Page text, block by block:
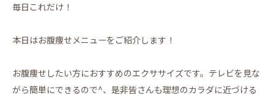
毎日これだけ！
本日はお腹痩せメニューをご紹介します！
お腹痩せしたい方におすすめのエクササイズです。テレビを見な
がら簡単にできるので^、是非皆さんも理想のカラダに近づける